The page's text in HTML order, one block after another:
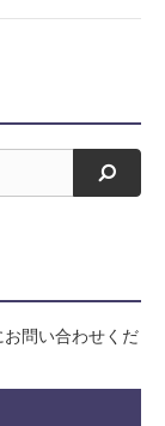
検索
問い合わせくだ